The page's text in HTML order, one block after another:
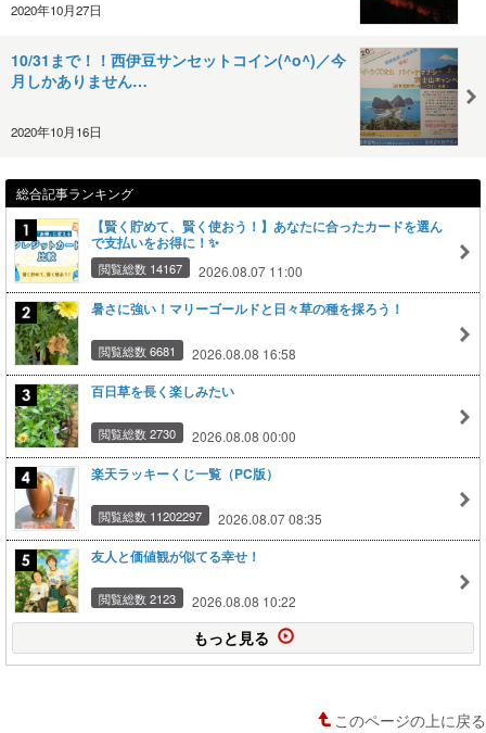
2020年10月27日
10/31まで！！西伊豆サンセットコイン(^o^)／今
月しかありません…
2020年10月16日
総合記事ランキング
【賢く貯めて、賢く使おう！】あなたに合ったカードを選ん
で支払いをお得に！✨
閲覧総数 14167 2026.08.07 11:00
暑さに強い！マリーゴールドと日々草の種を採ろう！
閲覧総数 6681 2026.08.08 16:58
百日草を長く楽しみたい
閲覧総数 2730 2026.08.08 00:00
楽天ラッキーくじ一覧（PC版）
閲覧総数 11202297 2026.08.07 08:35
友人と価値観が似てる幸せ！
閲覧総数 2123 2026.08.08 10:22
もっと見る
このページの上に戻る